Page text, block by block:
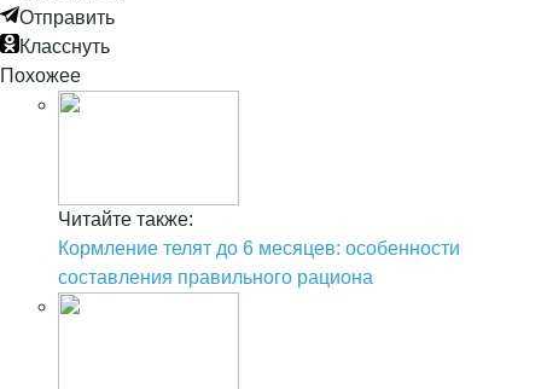
Отправить
Класснуть
Похожее
Читайте также:
Кормление телят до 6 месяцев: особенности
составления правильного рациона